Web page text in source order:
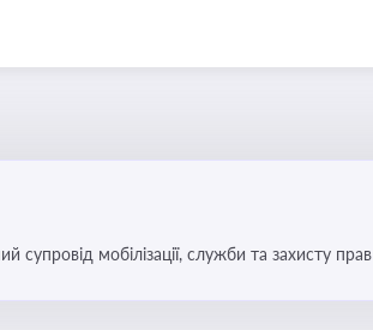
супровід мобілізації, служби та захисту прав